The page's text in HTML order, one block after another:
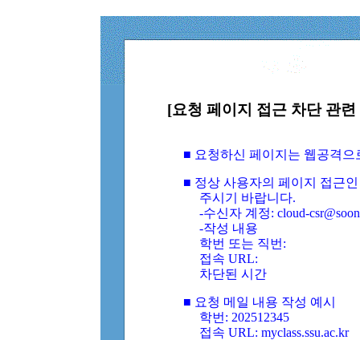
[요청 페이지 접근 차단 관
■ 요청하신 페이지는 웹공격
■ 정상 사용자의 페이지 접근
주시기 바랍니다.
-수신자 계정: cloud-
-작성 내용
학번 또는 직번:
접속 URL:
차단된 시간
■ 요청 메일 내용 작성 예시
학번: 202512345
접속 URL: myclass.ssu.ac.kr